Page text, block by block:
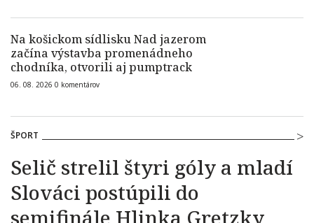
Na košickom sídlisku Nad jazerom
začína výstavba promenádneho
chodníka, otvorili aj pumptrack
06. 08. 2026 0 komentárov
ŠPORT